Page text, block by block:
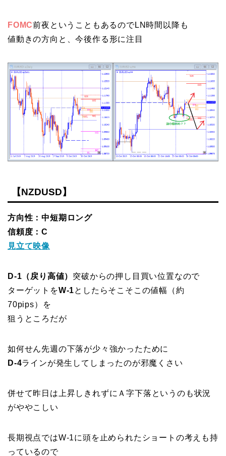
FOMC前夜ということもあるのでLN時間以降も
値動きの方向と、今後作る形に注目
【NZDUSD】
方向性：中短期ロング
信頼度：C
見立て映像
D-1（戻り高値） 突破からの押し目買い位置なので
ターゲットをW-1としたらそこそこの値幅（約
70pips）を
狙うところだが
如何せん先週の下落が少々強かったために
D-4ラインが発生してしまったのが邪魔くさい
併せて昨日は上昇しきれずにＡ字下落というのも状況
がややこしい
長期視点ではW-1に頭を止められたショートの考えも持
っているので